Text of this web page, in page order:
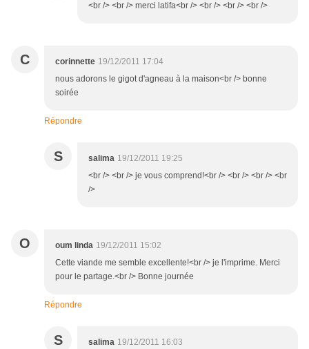
<br /> <br /> merci latifa<br /> <br /> <br /> <br />
C corinnette 19/12/2011 17:04
nous adorons le gigot d'agneau à la maison<br /> bonne
soirée
Répondre
S salima 19/12/2011 19:25
<br /> <br /> je vous comprend!<br /> <br /> <br /> <br
/>
O oum linda 19/12/2011 15:02
Cette viande me semble excellente!<br /> je l'imprime. Merci
pour le partage.<br /> Bonne journée
Répondre
S salima 19/12/2011 16:03